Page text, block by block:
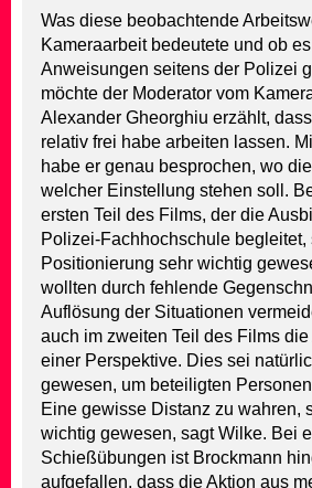
Was diese beobachtende
Kameraarbeit bedeutete und ob
Anweisungen seitens der Polizei
möchte der Moderator vom
Alexander Gheorghiu erzählt,
relativ frei habe arbeiten lassen.
habe er genau besprochen, wo
welcher Einstellung stehen soll.
ersten Teil des Films, der die
Polizei-Fachhochschule
Positionierung sehr wichtig
wollten durch fehlende
Auflösung der Situationen
auch im zweiten Teil des Films
einer Perspektive. Dies sei
gewesen, um beteiligten
Eine gewisse Distanz zu wahren,
wichtig gewesen, sagt Wilke. Bei
Schießübungen ist Brockmann
aufgefallen, dass die Aktion aus